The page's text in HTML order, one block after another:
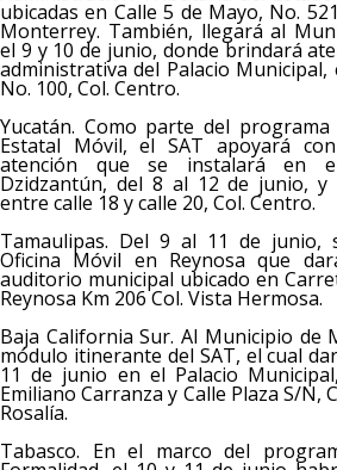
ubicadas en Calle 5 de Mayo, No.
Monterrey. También, llegará al
el 9 y 10 de junio, donde brindará
administrativa del Palacio Municipal,
No. 100, Col. Centro.
Yucatán. Como parte del programa
Estatal Móvil, el SAT apoyará
atención que se instalará en
Dzidzantún, del 8 al 12 de junio, y
entre calle 18 y calle 20, Col. Centro.
Tamaulipas. Del 9 al 11 de junio,
Oficina Móvil en Reynosa que
auditorio municipal ubicado en
Reynosa Km 206 Col. Vista Hermosa.
Baja California Sur. Al Municipio de
módulo itinerante del SAT, el cual
11 de junio en el Palacio
Emiliano Carranza y Calle Plaza S/N,
Rosalía.
Tabasco. En el marco del